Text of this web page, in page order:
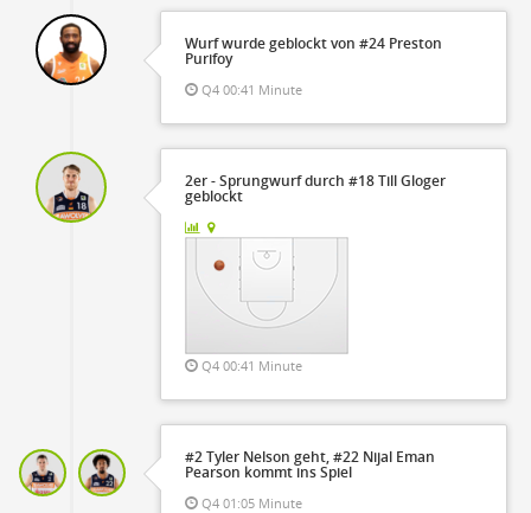
Wurf wurde geblockt von #24 Preston
Purifoy
Q4 00:41 Minute
2er - Sprungwurf durch #18 Till Gloger
geblockt
Q4 00:41 Minute
#2 Tyler Nelson geht, #22 Nijal Eman
Pearson kommt ins Spiel
Q4 01:05 Minute